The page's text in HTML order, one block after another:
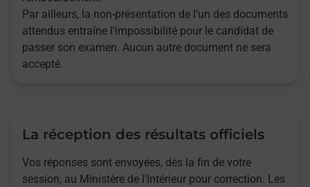
Par ailleurs, la non-présentation de l'un des documents
attendus entraîne l'impossibilité pour le candidat de
passer son examen. Aucun autre document ne sera
accepté.
La réception des résultats officiels
Vos réponses sont envoyées, dès la fin de votre
session, au Ministère de l'Intérieur pour correction. Les